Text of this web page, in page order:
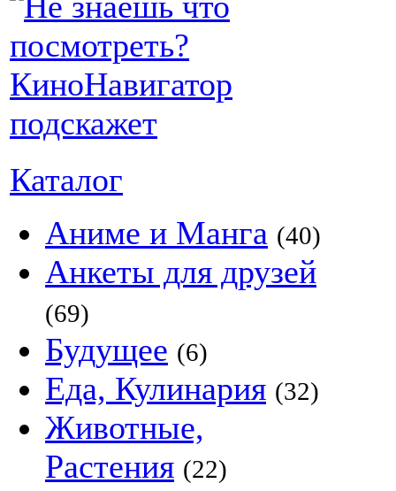
Каталог
Аниме и Манга (40)
Анкеты для друзей
(69)
Будущее (6)
Еда, Кулинария (32)
Животные,
Растения (22)